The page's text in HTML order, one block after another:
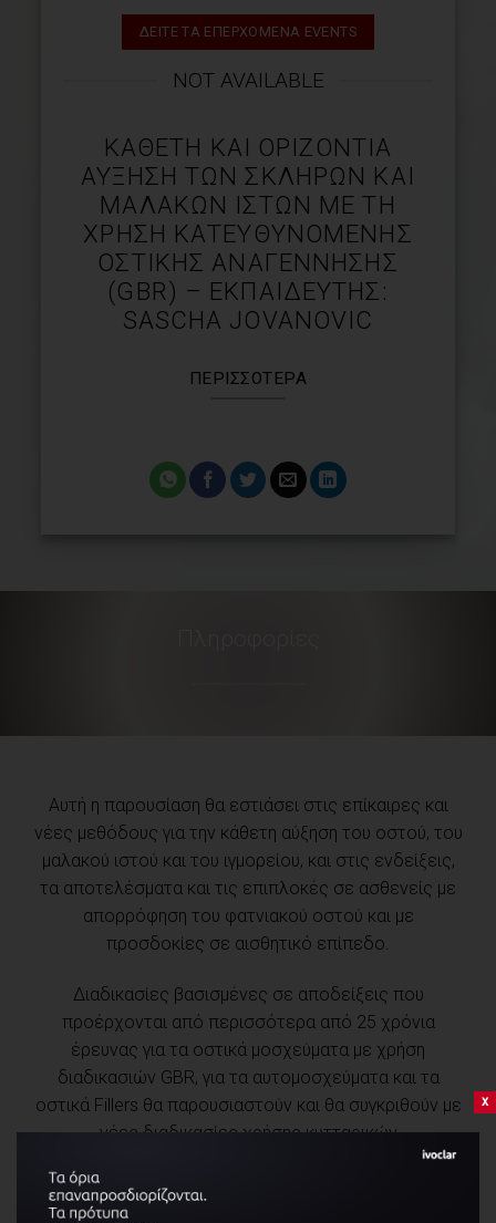
ΔΕΙΤΕ ΤΑ ΕΠΕΡΧΟΜΕΝΑ EVENTS
NOT AVAILABLE
ΚΆΘΕΤΗ ΚΑΙ ΟΡΙΖΌΝΤΙΑ
ΑΎΞΗΣΗ ΤΩΝ ΣΚΛΗΡΏΝ ΚΑΙ
ΜΑΛΑΚΏΝ ΙΣΤΏΝ ΜΕ ΤΗ
ΧΡΉΣΗ ΚΑΤΕΥΘΥΝΌΜΕΝΗΣ
ΟΣΤΙΚΉΣ ΑΝΑΓΈΝΝΗΣΗΣ
(GBR) – ΕΚΠΑΙΔΕΥΤΉΣ:
SASCHA JOVANOVIC
ΠΕΡΙΣΣΌΤΕΡΑ
Αυτή η παρουσίαση θα εστιάσει στις επίκαιρες και
νέες μεθόδους για την κάθετη αύξηση του οστού, του
μαλακού ιστού και του ιγμορείου, και στις ενδείξεις,
τα αποτελέσματα και τις επιπλοκές σε ασθενείς με
απορρόφηση του φατνιακού οστού και με
προσδοκίες σε αισθητικό επίπεδο.
Διαδικασίες βασισμένες σε αποδείξεις που
προέρχονται από περισσότερα από 25 χρόνια
έρευνας για τα οστικά μοσχεύματα με χρήση
διαδικασιών GBR, για τα αυτομοσχεύματα και τα
οστικά Fillers θα παρουσιαστούν και θα συγκριθούν με
νέες διαδικασίες χρήσης κυτταρικών
Επιπλέον, θα συζητηθούν διαδικασίες επί του
x